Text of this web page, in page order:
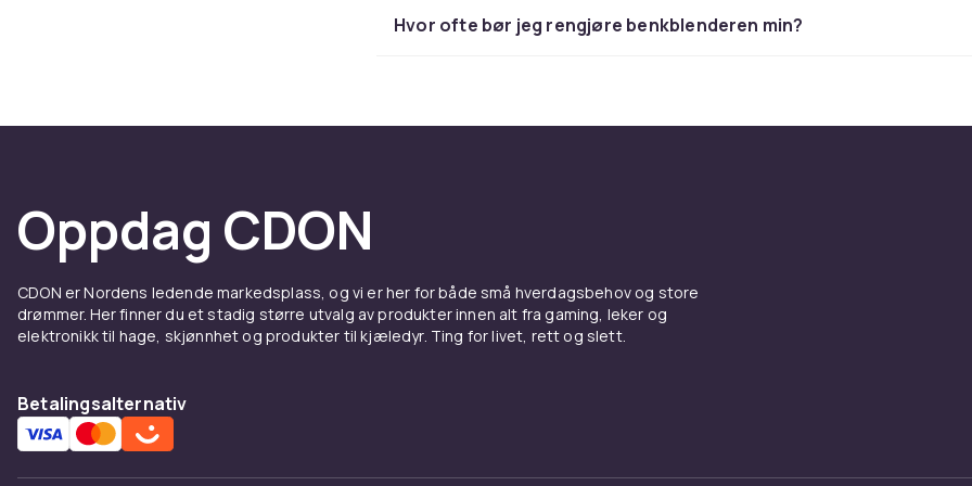
isknusing krever minst 1000 watt.
Benkblendere er utrolig fleksible kjøkkenredskaper. Morgensmoothen
og grønnsaker er et klassisk bruksområde, men mulighetene strekker
utover det. Du kan lage kremede supper direkte i beholderen, lage
Hvor ofte bør jeg rengjøre benkblenderen min?
Oppdag CDON
CDON er Nordens ledende markedsplass, og vi er her for både små hverdagsbehov og store
drømmer. Her finner du et stadig større utvalg av produkter innen alt fra gaming, leker og
elektronikk til hage, skjønnhet og produkter til kjæledyr. Ting for livet, rett og slett.
Betalingsalternativ